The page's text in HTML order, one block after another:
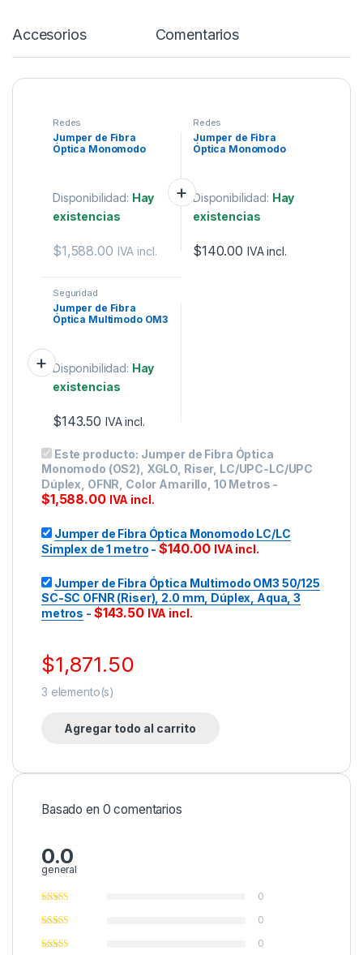
Accesorios Comentarios
Redes
Jumper de Fibra
Óptica Monomodo
Amarillo, 10 Metros
Disponibilidad: Hay
existencias
$1,588.00 IVA incl.
Redes
Jumper de Fibra
Óptica Monomodo
Disponibilidad: Hay
existencias
$140.00 IVA incl.
Seguridad
Jumper de Fibra
Óptica Multimodo OM3
Dúplex, Aqua, 3 metros
Disponibilidad: Hay
existencias
$143.50 IVA incl.
Este producto: Jumper de Fibra Óptica
Monomodo (OS2), XGLO, Riser, LC/UPC-LC/UPC
Dúplex, OFNR, Color Amarillo, 10 Metros -
$1,588.00 IVA incl.
Jumper de Fibra Óptica Monomodo LC/LC
Simplex de 1 metro -$140.00 IVA incl.
Jumper de Fibra Óptica Multimodo OM3 50/125
SC-SC OFNR (Riser), 2.0 mm, Dúplex, Aqua, 3
metros - $143.50 IVA incl.
$1,871.50
3 elemento(s)
Agregar todo al carrito
Basado en 0 comentarios
0.0
general
0
0
0